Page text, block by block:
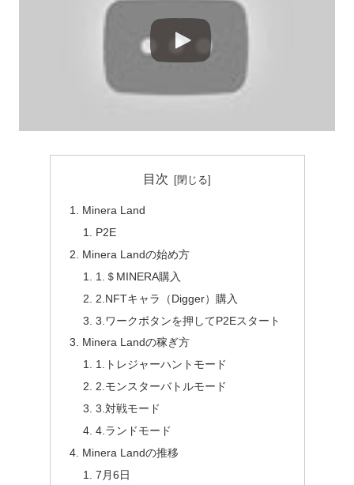
目次
Minera Land
P2E
Minera Landの始め方
1.＄MINERA購入
2.NFTキャラ（Digger）購入
3.ワークボタンを押してP2Eスタート
Minera Landの稼ぎ方
1.トレジャーハントモード
2.モンスターバトルモード
3.対戦モード
4.ランドモード
Minera Landの推移
7月6日